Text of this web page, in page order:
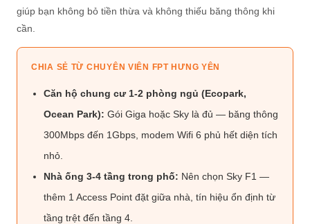
giúp bạn không bỏ tiền thừa và không thiếu băng thông khi
cần.
CHIA SẺ TỪ CHUYÊN VIÊN FPT HƯNG YÊN
Căn hộ chung cư 1-2 phòng ngủ (Ecopark,
Ocean Park): Gói Giga hoặc Sky là đủ — băng thông
300Mbps đến 1Gbps, modem Wifi 6 phủ hết diện tích
nhỏ.
Nhà ống 3-4 tầng trong phố: Nên chọn Sky F1 —
thêm 1 Access Point đặt giữa nhà, tín hiệu ổn định từ
tầng trệt đến tầng 4.